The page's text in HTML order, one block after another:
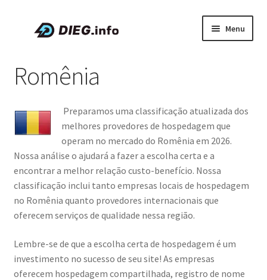
conteúdo
Menu
Cupons e Promoções
Português
Romênia
Preparamos uma classificação atualizada dos
melhores provedores de hospedagem que
operam no mercado do Romênia em 2026.
Nossa análise o ajudará a fazer a escolha certa e a
encontrar a melhor relação custo-benefício. Nossa
classificação inclui tanto empresas locais de hospedagem
no Romênia quanto provedores internacionais que
oferecem serviços de qualidade nessa região.
Lembre-se de que a escolha certa de hospedagem é um
investimento no sucesso de seu site! As empresas
oferecem hospedagem compartilhada, registro de nome